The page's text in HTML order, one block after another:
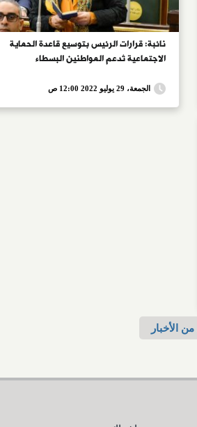
نائبة: قرارات الرئيس بتوسيع قاعدة الحماية
الاجتماعية تُدعم المواطنين البسطاء
الجمعة، 29 يوليو 2022 12:00 ص
من الأخبار